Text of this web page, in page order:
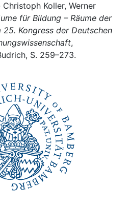
Koller, Werner
für Bildung – Räume der
25. Kongress der Deutschen
,
S. 259–273.